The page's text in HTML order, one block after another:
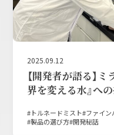
2025.09.12
【開発者が語る】
界を変える水』へ
トルネードミスト ファイン
製品の選び方 開発秘話